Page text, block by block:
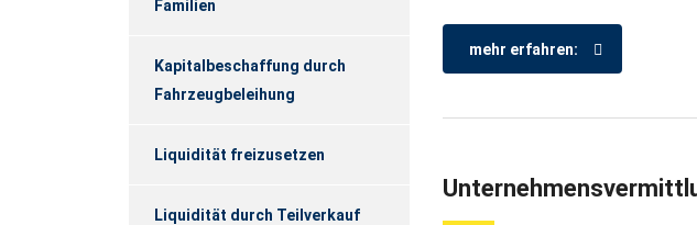
mehr erfahren:
Familien
Kapitalbeschaffung durch
Fahrzeugbeleihung
Liquidität freizusetzen
Liquidität durch Teilverkauf